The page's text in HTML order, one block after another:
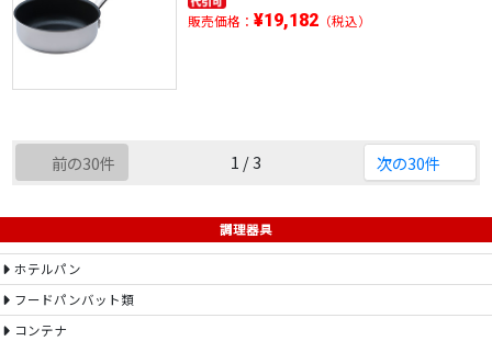
販売価格： ¥19,182（税込）
前の30件 1 / 3 次の30件
調理器具
ホテルパン
フードパンバット類
コンテナ